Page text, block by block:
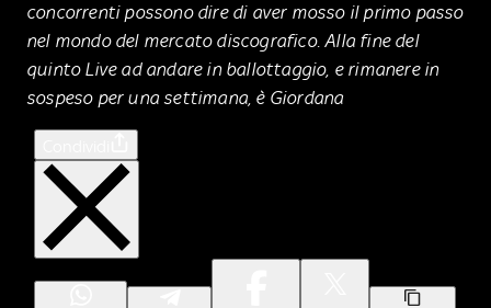
concorrenti possono dire di aver mosso il primo passo
nel mondo del mercato discografico. Alla fine del
quinto Live ad andare in ballottaggio, e rimanere in
sospeso per una settimana, è Giordana